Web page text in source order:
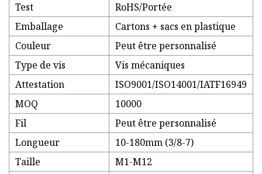
Test
RoHS/Portée
Emballage
Cartons + sacs en plastique
Couleur
Peut être personnalisé
Type de vis
Vis mécaniques
Attestation
ISO9001/ISO14001/IATF16949
MOQ
10000
Fil
Peut être personnalisé
Longueur
10-180mm (3/8-7)
Taille
M1-M12